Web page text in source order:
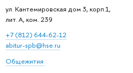
ул. Кантемировская дом 3, корп.1,
лит. А, ком. 239
+7 (812) 644-62-12
abitur-spb@hse.ru
Общежития